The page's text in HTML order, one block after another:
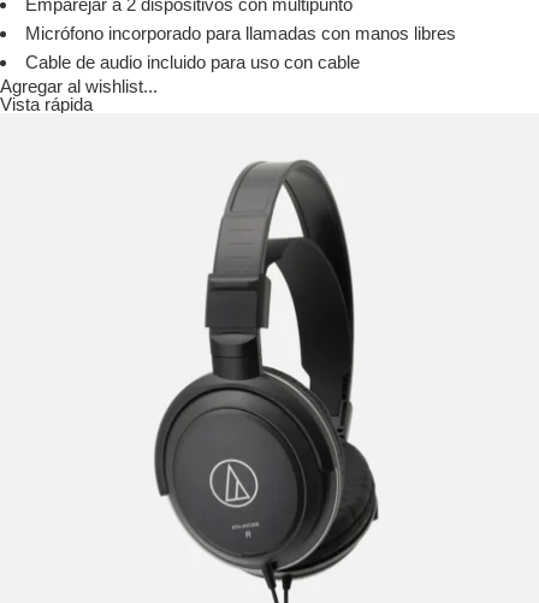
Micrófono incorporado para llamadas con manos libres
Cable de audio incluido para uso con cable
Agregar al wishlist...
Vista rápida